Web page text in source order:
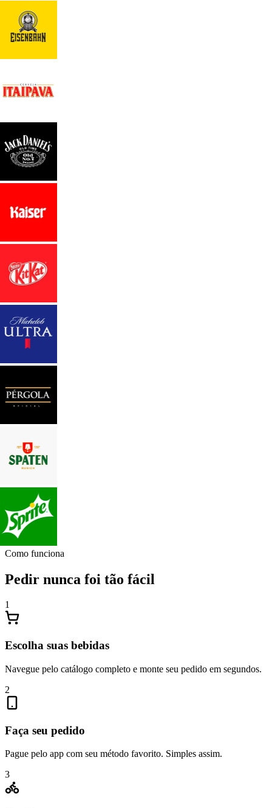
Como funciona
Pedir nunca foi tão fácil
1
Escolha suas bebidas
Navegue pelo catálogo completo e monte seu pedido em segundos.
2
Faça seu pedido
Pague pelo app com seu método favorito. Simples assim.
3